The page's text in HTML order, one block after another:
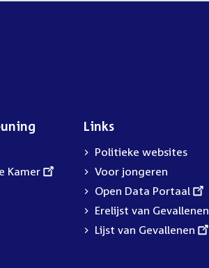
Kamer
Links
Politieke websites
Voor jongeren
External
link:
Open Data Portaal
Erelijst van Gevallenen
External
Lijst van Gevallenen